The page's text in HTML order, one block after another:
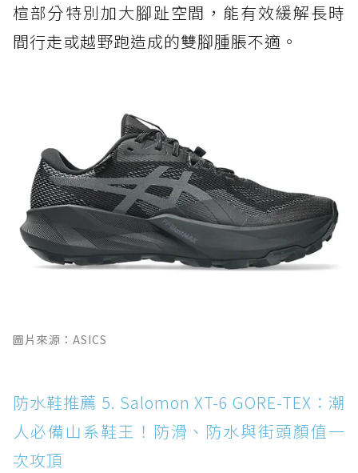
楦部分特別加大腳趾空間，能有效緩解長時
間行走或越野跑造成的雙腳腫脹不適。
圖片來源：ASICS
防水鞋推薦 5. Salomon XT-6 GORE-TEX：潮
人必備山系鞋王！防滑、防水與街頭顏值一
次攻頂